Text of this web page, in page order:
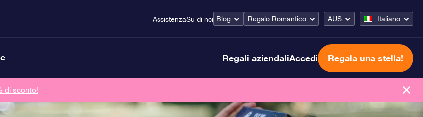
AssistenzaSu di noi Blog Regalo Romantico AUS Italiano
Regali aziendaliAccedi Regala una stella!
di sconto!